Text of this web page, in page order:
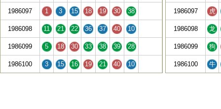
1986097 1 3 15 18 19 30 38
1986098 11 21 22 36 37 40 10
1986099 5 18 30 33 38 39 28
1986100 3 15 16 19 21 40 10
1986097 虎
1986098 龙
1986099 狗
1986100 牛